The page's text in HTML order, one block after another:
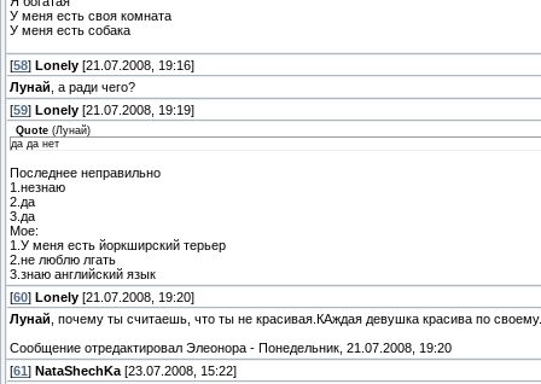
У меня есть своя комната
У меня есть собака
[58] Lonely [21.07.2008, 19:16]
Лунай , а ради чего?
[59] Lonely [21.07.2008, 19:19]
Quote (Лунай)
да да нет
Последнее неправильно
1.незнаю
2.да
3.да
Мое:
1.У меня есть йоркширский терьер
2.не люблю лгать
3.знаю английский язык
[60] Lonely [21.07.2008, 19:20]
Лунай , почему ты считаешь, что ты не красивая.КАждая девушка красива по своему.
Сообщение отредактировал Элеонора - Понедельник, 21.07.2008, 19:20
[61 ] NataShechKa [23.07.2008, 15:22]